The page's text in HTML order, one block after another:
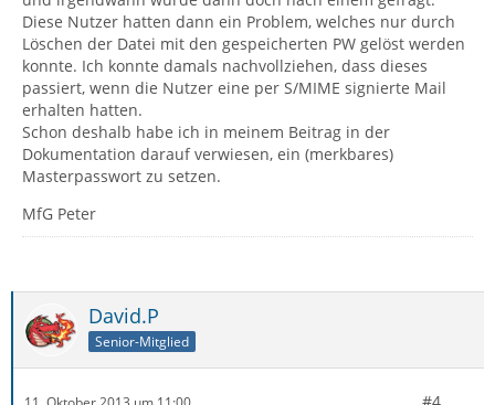
Diese Nutzer hatten dann ein Problem, welches nur durch
Löschen der Datei mit den gespeicherten PW gelöst werden
konnte. Ich konnte damals nachvollziehen, dass dieses
passiert, wenn die Nutzer eine per S/MIME signierte Mail
erhalten hatten.
Schon deshalb habe ich in meinem Beitrag in der
Dokumentation darauf verwiesen, ein (merkbares)
Masterpasswort zu setzen.
MfG Peter
David.P
Senior-Mitglied